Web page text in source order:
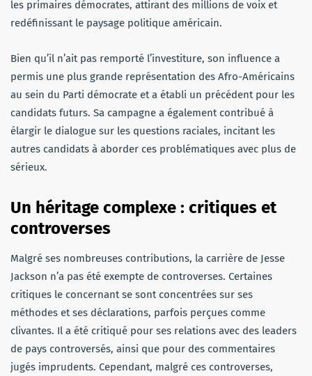
les primaires démocrates, attirant des millions de voix et
redéfinissant le paysage politique américain.
Bien qu’il n’ait pas remporté l’investiture, son influence a
permis une plus grande représentation des Afro-Américains
au sein du Parti démocrate et a établi un précédent pour les
candidats futurs. Sa campagne a également contribué à
élargir le dialogue sur les questions raciales, incitant les
autres candidats à aborder ces problématiques avec plus de
sérieux.
Un héritage complexe : critiques et
controverses
Malgré ses nombreuses contributions, la carrière de Jesse
Jackson n’a pas été exempte de controverses. Certaines
critiques le concernant se sont concentrées sur ses
méthodes et ses déclarations, parfois perçues comme
clivantes. Il a été critiqué pour ses relations avec des leaders
de pays controversés, ainsi que pour des commentaires
jugés imprudents. Cependant, malgré ces controverses,